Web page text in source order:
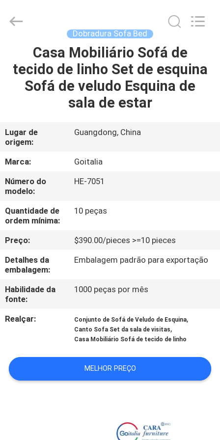
CASA
PRODUTOS
SOBRE
NÓS
EXCURSÃO
DA
FÁBRICA
CONTROLE
DA
QUALIDADE
CONTATO
NOTÍCIA
Furniture
Limited.
Dobradura Sofa Bed
Casa Mobiliário Sofá de
tecido de linho Set de esquina
Sofá de veludo Esquina de
sala de estar
Lugar de
origem:
Guangdong, China
Marca:
Goitalia
Número do
modelo:
HE-7051
Quantidade de
ordem mínima:
10 peças
Preço:
$390.00/pieces >=10 pieces
Detalhes da
embalagem:
Embalagem padrão para exportação
Habilidade da
fonte:
1000 peças por mês
Realçar: Conjunto de Sofá de Veludo de Esquina,
Canto Sofa Set da sala de visitas,
Casa Mobiliário Sofá de tecido de linho
MELHOR PREÇO